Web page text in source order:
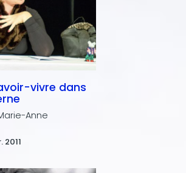
vivre dans
Anne
2011